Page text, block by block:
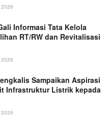
Informasi Tata Kelola
RT/RW dan Revitalisasi
Sampaikan Aspirasi
Infrastruktur Listrik kepada